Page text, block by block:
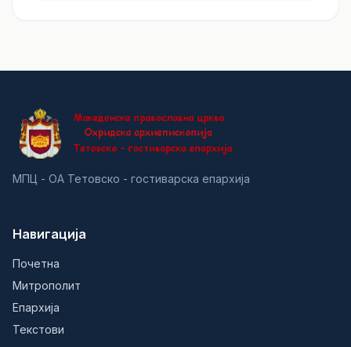
МПЦ - ОА Тетовско - гостиварска епархија
Навигација
Почетна
Митрополит
Епархија
Текстови